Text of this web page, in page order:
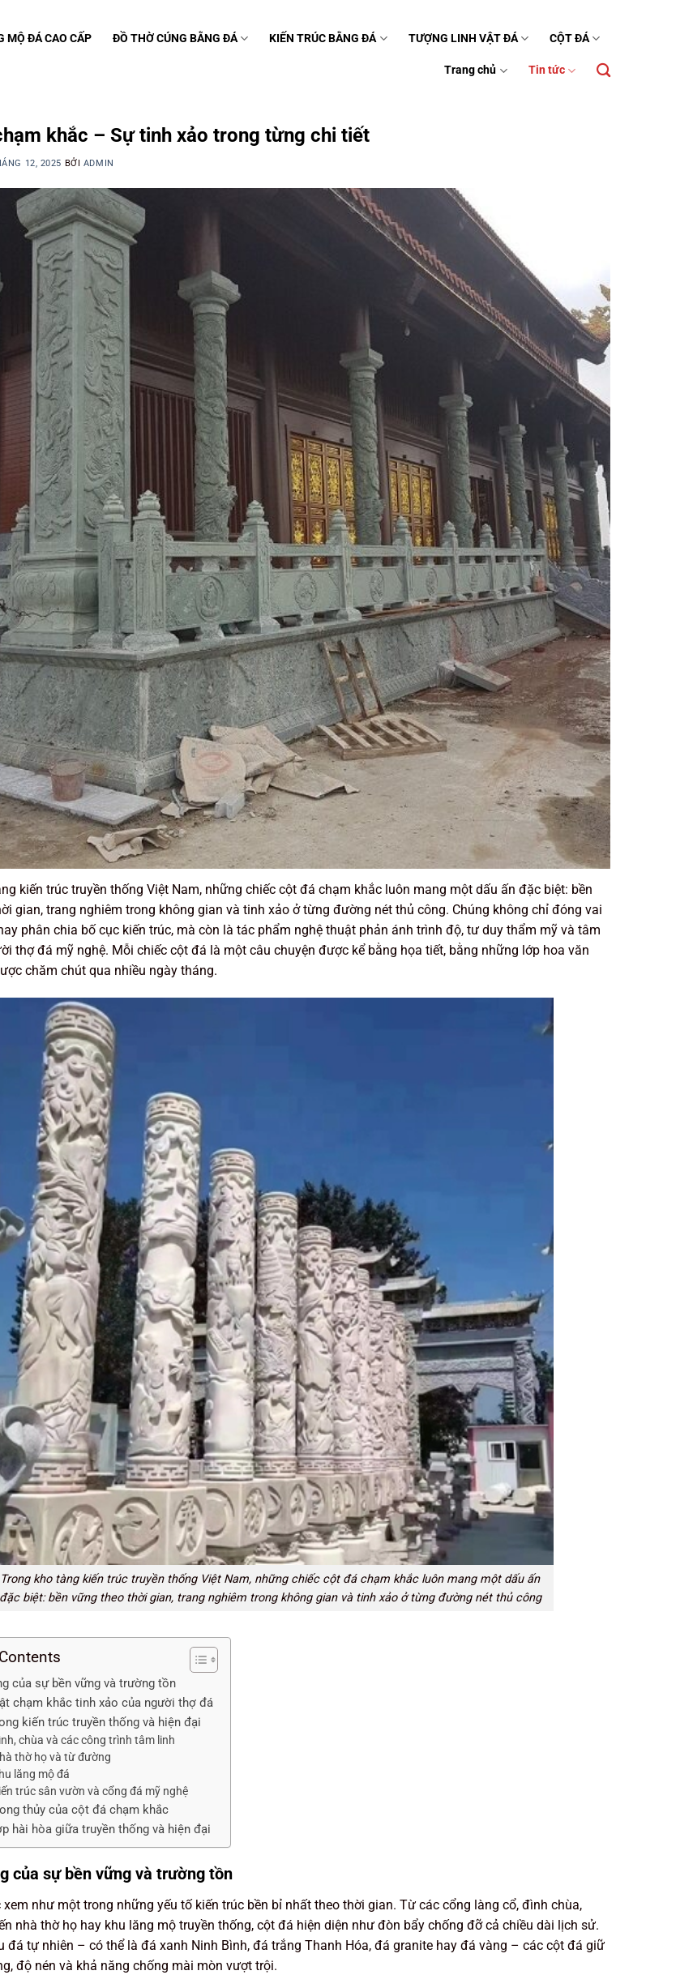
MỘ ĐÁ CAO CẤP ĐỒ THỜ CÚNG BẰNG ĐÁ KIẾN TRÚC BẰNG ĐÁ TƯỢNG LINH VẬT ĐÁ CỘT ĐÁ
Trang chủ Tin tức
khắc – Sự tinh xảo trong từng chi tiết
12, 2025 BỞI ADMIN
kiến trúc truyền thống Việt Nam, những chiếc cột đá chạm khắc luôn mang một dấu ấn đặc biệt: bền
gian, trang nghiêm trong không gian và tinh xảo ở từng đường nét thủ công. Chúng không chỉ đóng vai
phân chia bố cục kiến trúc, mà còn là tác phẩm nghệ thuật phản ánh trình độ, tư duy thẩm mỹ và tâm
thợ đá mỹ nghệ. Mỗi chiếc cột đá là một câu chuyện được kể bằng họa tiết, bằng những lớp hoa văn
chăm chút qua nhiều ngày tháng.
Trong kho tàng kiến trúc truyền thống Việt Nam, những chiếc cột đá chạm khắc luôn mang một dấu ấn
đặc biệt: bền vững theo thời gian, trang nghiêm trong không gian và tinh xảo ở từng đường nét thủ công
của sự bền vững và trường tồn
chạm khắc tinh xảo của người thợ đá
kiến trúc truyền thống và hiện đại
chùa và các công trình tâm linh
thờ họ và từ đường
lăng mộ đá
trúc sân vườn và cổng đá mỹ nghệ
thủy của cột đá chạm khắc
hài hòa giữa truyền thống và hiện đại
của sự bền vững và trường tồn
như một trong những yếu tố kiến trúc bền bỉ nhất theo thời gian. Từ các cổng làng cổ, đình chùa,
nhà thờ họ hay khu lăng mộ truyền thống, cột đá hiện diện như đòn bẩy chống đỡ cả chiều dài lịch sử.
đá tự nhiên – có thể là đá xanh Ninh Bình, đá trắng Thanh Hóa, đá granite hay đá vàng – các cột đá giữ
độ nén và khả năng chống mài mòn vượt trội.